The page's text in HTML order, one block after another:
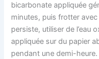
bicarbonate appliquée
minutes, puis frotter
persiste, utiliser de l’eau
appliquée sur du papier
pendant une demi-